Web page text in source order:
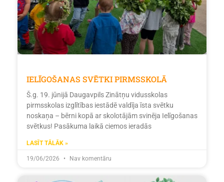
IELĪGOŠANAS SVĒTKI PIRMSSKOLĀ
Š.g. 19. jūnijā Daugavpils Zinātņu vidusskolas
pirmsskolas izglītības iestādē valdīja īsta svētku
noskaņa – bērni kopā ar skolotājām svinēja Ielīgošanas
svētkus! Pasākuma laikā ciemos ieradās
LASĪT TĀLĀK »
19/06/2026 Nav komentāru